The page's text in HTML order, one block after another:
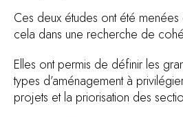
Ces deux études ont été
cela dans une recherche de
Elles ont permis de définir les
types d’aménagement à
projets et la priorisation des